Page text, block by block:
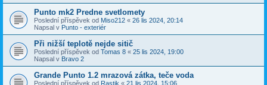
Punto mk2 Predne svetlomety
Poslední příspěvek od Miso212 « 26 lis 2024, 20:14
Napsal v Punto - exteriér
Při nižší teplotě nejde sitič
Poslední příspěvek od Tomas 8 « 25 lis 2024, 19:00
Napsal v Bravo 2
Grande Punto 1.2 mrazová zátka, teče voda
Poslední příspěvek od Rastik « 21 lis 2024, 15:06